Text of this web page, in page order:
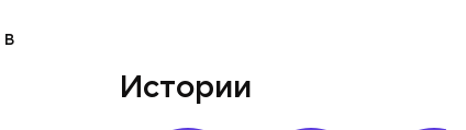
в
Истории